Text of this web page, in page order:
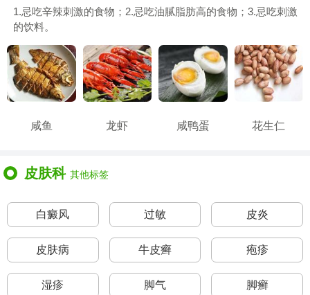
1.忌吃辛辣刺激的食物；2.忌吃油腻脂肪高的食物；3.忌吃刺激
的饮料。
咸鱼 龙虾 咸鸭蛋 花生仁
皮肤科 其他标签
白癜风 过敏 皮炎
皮肤病 牛皮癣 疱疹
湿疹 脚气 脚癣